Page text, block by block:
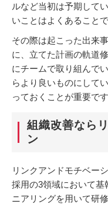
ルなど当初は予期して
いことはよくあることで
その際は起こった出来
に、立てた計画の軌道
にチームで取り組んで
らより良いものにして
っておくことが重要です
組織改善なら
ン
リンクアンドモチベー
採用の3領域において
ニアリングを用いて研